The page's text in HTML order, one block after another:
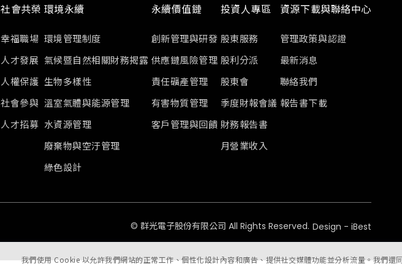
社會共榮
幸福職場
人才發展
人權保護
社會參與
人才招募
環境永續
環境管理制度
氣候暨自然相關財務揭露
生物多樣性
溫室氣體與能源管理
水資源管理
廢棄物與空汙管理
綠色設計
永續價值鏈
創新管理與研發
供應鏈風險管理
責任礦產管理
有害物質管理
客戶管理與回饋
投資人專區
股東服務
股利分派
股東會
季度財報會議
財務報告書
月營業收入
資源下載與聯絡中心
管理政策與認證
最新消息
聯絡我們
報告書下載
© 群光電子股份有限公司 All Rights Reserved. Design - iBest
我們使用 Cookie 以允許我們網站的正常工作、個性化設計內容和廣告、提供社交媒體功能並分析流量。我們還